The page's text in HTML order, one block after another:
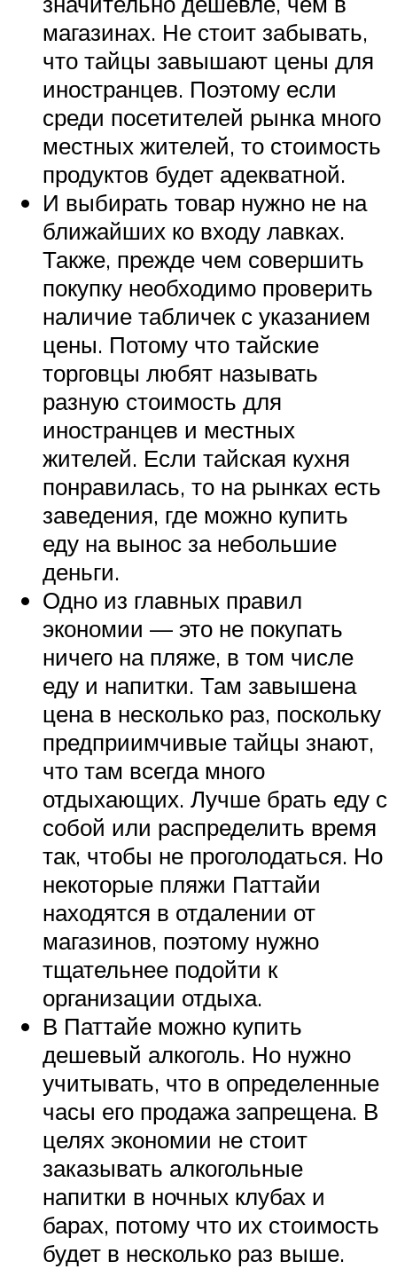
магазинах. Не стоит забывать,
что тайцы завышают цены для
иностранцев. Поэтому если
среди посетителей рынка много
местных жителей, то стоимость
продуктов будет адекватной.
И выбирать товар нужно не на
ближайших ко входу лавках.
Также, прежде чем совершить
покупку необходимо проверить
наличие табличек с указанием
цены. Потому что тайские
торговцы любят называть
разную стоимость для
иностранцев и местных
жителей. Если тайская кухня
понравилась, то на рынках есть
заведения, где можно купить
еду на вынос за небольшие
деньги.
Одно из главных правил
экономии — это не покупать
ничего на пляже, в том числе
еду и напитки. Там завышена
цена в несколько раз, поскольку
предприимчивые тайцы знают,
что там всегда много
отдыхающих. Лучше брать еду с
собой или распределить время
так, чтобы не проголодаться. Но
некоторые пляжи Паттайи
находятся в отдалении от
магазинов, поэтому нужно
тщательнее подойти к
организации отдыха.
В Паттайе можно купить
дешевый алкоголь. Но нужно
учитывать, что в определенные
часы его продажа запрещена. В
целях экономии не стоит
заказывать алкогольные
напитки в ночных клубах и
барах, потому что их стоимость
будет в несколько раз выше.